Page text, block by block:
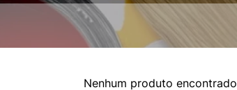
Nenhum produto encontrado